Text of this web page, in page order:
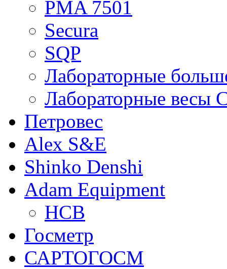
PMA 7501
Secura
SQP
Лабораторные
Лабораторные весы
Петровес
Alex S&E
Shinko Denshi
Adam Equipment
HCB
Госметр
САРТОГОСМ